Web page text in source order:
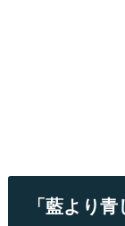
「藍より